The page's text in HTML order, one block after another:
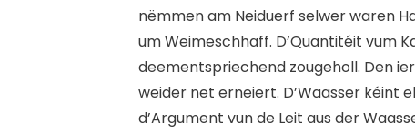
nëmmen am Neiduerf selwer waren
um Weimeschhaff. D’Quantitéit vum
deementspriechend zougeholl. Den
weider net erneiert. D’Waasser kéint
d’Argument vun de Leit aus der